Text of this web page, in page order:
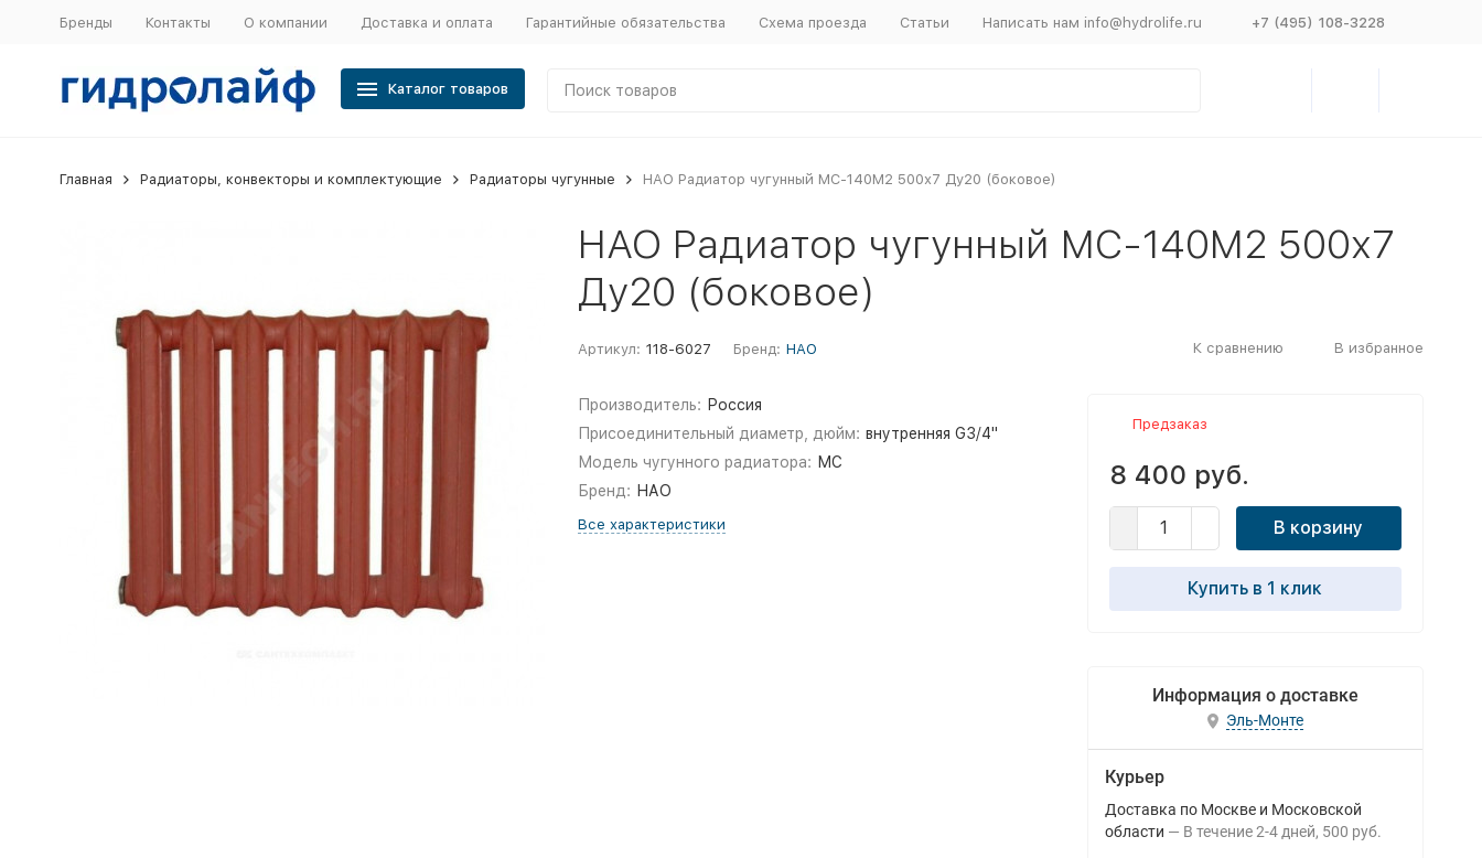
Бренды Контакты О компании Доставка и оплата Гарантийные обязательства Схема проезда Статьи Написать нам info@hydrolife.ru +7 (495) 108-3228
Каталог товаров
Главная Радиаторы, конвекторы и комплектующие Радиаторы чугунные НАО Радиатор чугунный МС-140М2 500х7 Ду20 (боковое)
НАО Радиатор чугунный МС-140М2 500х7
Ду20 (боковое)
Артикул: 118-6027 Бренд: НАО К сравнению В избранное
Производитель: Россия
Присоединительный диаметр, дюйм: внутренняя G3/4"
Модель чугунного радиатора: МС
Бренд: НАО
Все характеристики
Предзаказ
8 400 руб.
В корзину
Купить в 1 клик
Информация о доставке
Эль-Монте
Курьер
Доставка по Москве и Московской
области
В течение 2-4 дней 500 руб.